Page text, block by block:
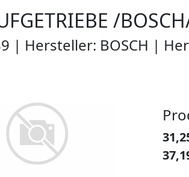
/
| Hersteller: BOSCH |